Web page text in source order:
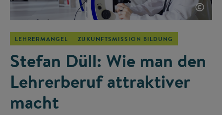
©
LEHRERMANGEL ZUKUNFTSMISSION BILDUNG
Stefan Düll: Wie man den
Lehrerberuf attraktiver
macht